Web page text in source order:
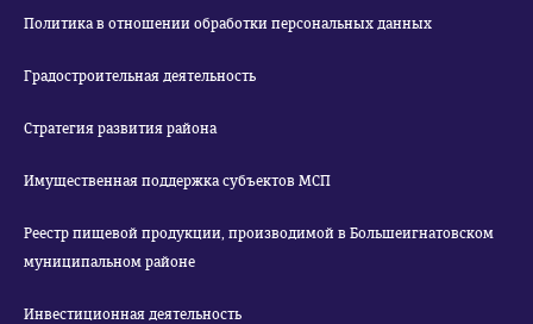
Политика в отношении обработки персональных данных
Градостроительная деятельность
Стратегия развития района
Имущественная поддержка субъектов МСП
Реестр пищевой продукции, производимой в Большеигнатовском
муниципальном районе
Инвестиционная деятельность